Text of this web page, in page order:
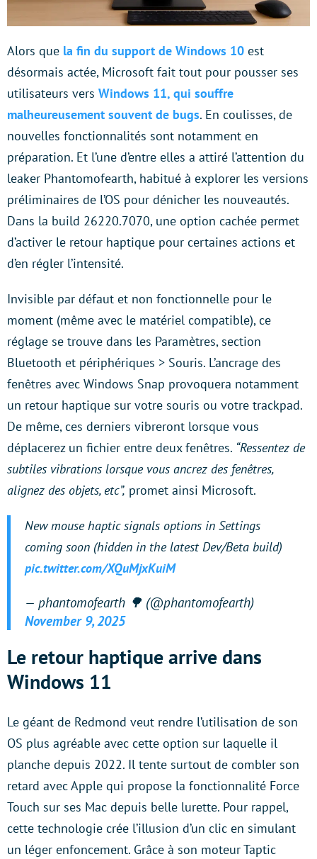
Alors que la fin du support de Windows 10 est
désormais actée, Microsoft fait tout pour pousser ses
utilisateurs vers Windows 11, qui souffre
malheureusement souvent de bugs. En coulisses, de
nouvelles fonctionnalités sont notamment en
préparation. Et l’une d’entre elles a attiré l’attention du
leaker Phantomofearth, habitué à explorer les versions
préliminaires de l’OS pour dénicher les nouveautés.
Dans la build 26220.7070, une option cachée permet
d’activer le retour haptique pour certaines actions et
d’en régler l’intensité.
Invisible par défaut et non fonctionnelle pour le
moment (même avec le matériel compatible), ce
réglage se trouve dans les Paramètres, section
Bluetooth et périphériques > Souris. L’ancrage des
fenêtres avec Windows Snap provoquera notamment
un retour haptique sur votre souris ou votre trackpad.
De même, ces derniers vibreront lorsque vous
déplacerez un fichier entre deux fenêtres. “Ressentez de
subtiles vibrations lorsque vous ancrez des fenêtres,
alignez des objets, etc”, promet ainsi Microsoft.
New mouse haptic signals options in Settings
coming soon (hidden in the latest Dev/Beta build)
pic.twitter.com/XQuMjxKuiM
— phantomofearth 🌳 (@phantomofearth)
November 9, 2025
Le retour haptique arrive dans
Windows 11
Le géant de Redmond veut rendre l’utilisation de son
OS plus agréable avec cette option sur laquelle il
planche depuis 2022. Il tente surtout de combler son
retard avec Apple qui propose la fonctionnalité Force
Touch sur ses Mac depuis belle lurette. Pour rappel,
cette technologie crée l’illusion d’un clic en simulant
un léger enfoncement. Grâce à son moteur Taptic